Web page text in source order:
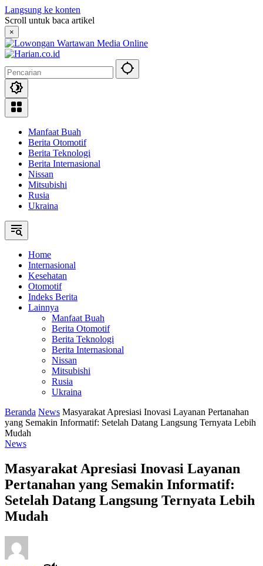
Langsung ke konten
Scroll untuk baca artikel
×
Manfaat Buah
Berita Otomotif
Berita Teknologi
Berita Internasional
Nissan
Mitsubishi
Rusia
Ukraina
Home
Internasional
Kesehatan
Otomotif
Indeks Berita
Lainnya
Manfaat Buah
Berita Otomotif
Berita Teknologi
Berita Internasional
Nissan
Mitsubishi
Rusia
Ukraina
Beranda News Masyarakat Apresiasi Inovasi Layanan Pertanahan
yang Semakin Informatif: Setelah Datang Langsung Ternyata Lebih
Mudah
News
Masyarakat Apresiasi Inovasi Layanan
Pertanahan yang Semakin Informatif:
Setelah Datang Langsung Ternyata Lebih
Mudah